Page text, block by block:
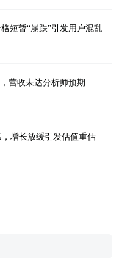
短暂“崩跌”引发用户混乱
营收未达分析师预期
增长放缓引发估值重估